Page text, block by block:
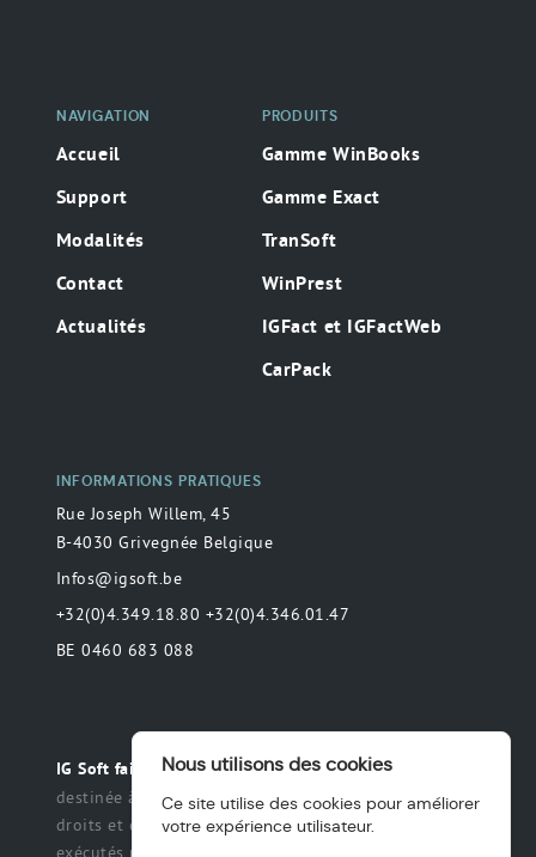
NAVIGATION
Accueil
Support
Modalités
Contact
Actualités
PRODUITS
Gamme WinBooks
Gamme Exact
TranSoft
WinPrest
IGFact et IGFactWeb
CarPack
INFORMATIONS PRATIQUES
Rue Joseph Willem, 45
B-4030 Grivegnée Belgique
Infos@igsoft.be
+32(0)4.349.18.80 +32(0)4.346.01.47
BE 0460 683 088
IG Soft fait partie du groupe MAS. Toute déclaration
destinée à préciser ou de délimiter le champ des
droits et des obligations qui peuvent être exercés et
exécutés par les parties dans une relation légale.
Nous utilisons des cookies
Ce site utilise des cookies pour améliorer
votre expérience utilisateur.